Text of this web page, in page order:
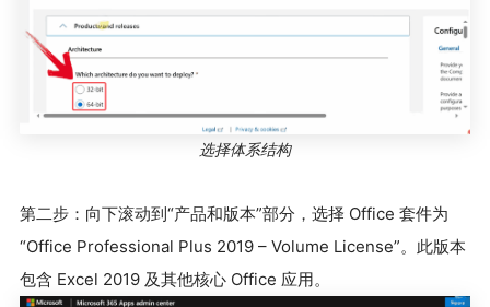
选择体系结构
第二步：向下滚动到“产品和版本”部分，选择 Office 套件为
“Office Professional Plus 2019 – Volume License”。此版本
包含 Excel 2019 及其他核心 Office 应用。